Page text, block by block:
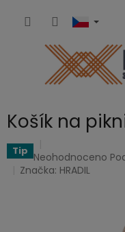
Košík na
Tip Průměrné
hodnocení
Neohodnoceno
Značka: HRADIL